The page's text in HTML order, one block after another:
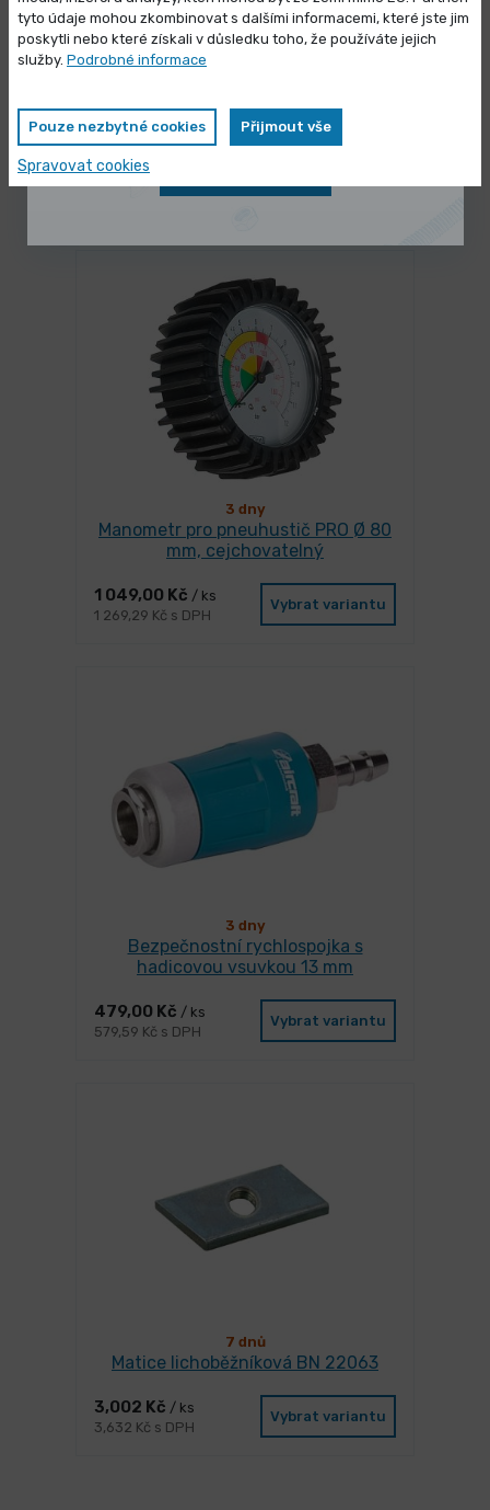
Bruska kotouč-kartáč OPTIgrind GZ
20 C
20 590,00 Kč
24 913,90 Kč s DPH
Vybrat variantu
3 dny
Manometr pro pneuhustič PRO Ø 80
mm, cejchovatelný
1 049,00 Kč / ks
1 269,29 Kč s DPH
Vybrat variantu
3 dny
Bezpečnostní rychlospojka s
hadicovou vsuvkou 13 mm
479,00 Kč / ks
579,59 Kč s DPH
Vybrat variantu
7 dnů
Matice lichoběžníková BN 22063
3,002 Kč / ks
3,632 Kč s DPH
Vybrat variantu
tyto údaje mohou zkombinovat s dalšími informacemi, které jste jim
poskytli nebo které získali v důsledku toho, že používáte jejich
služby. Podrobné informace
Pouze nezbytné cookies Přijmout vše
Spravovat cookies
Výprodej skladových zásob
Vybrané produkty nyní pořídíte za